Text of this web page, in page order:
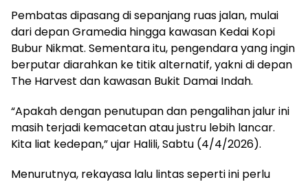
Pembatas dipasang di sepanjang ruas jalan, mulai
dari depan Gramedia hingga kawasan Kedai Kopi
Bubur Nikmat. Sementara itu, pengendara yang ingin
berputar diarahkan ke titik alternatif, yakni di depan
The Harvest dan kawasan Bukit Damai Indah.
“Apakah dengan penutupan dan pengalihan jalur ini
masih terjadi kemacetan atau justru lebih lancar.
Kita liat kedepan,” ujar Halili, Sabtu (4/4/2026).
Menurutnya, rekayasa lalu lintas seperti ini perlu